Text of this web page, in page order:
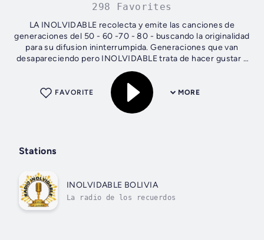
298 Favorites
LA INOLVIDABLE recolecta y emite las canciones de
generaciones del 50 - 60 -70 - 80 - buscando la originalidad
para su difusion ininterrumpida. Generaciones que van
desapareciendo pero INOLVIDABLE trata de hacer gustar y
recordar a sus abuelos y...
MORE
FAVORITE
Stations
INOLVIDABLE BOLIVIA
La radio de los recuerdos